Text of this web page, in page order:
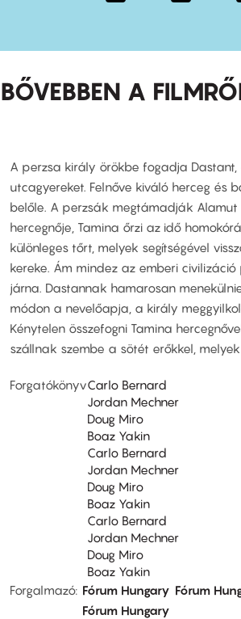
BŐVEBBEN A
A perzsa király örökbe fogadja
utcagyereket. Felnőve kiváló herceg és
belőle. A perzsák megtámadják
hercegnője, Tamina őrzi az idő
különleges tőrt, melyek segítségével
kereke. Ám mindez az emberi civilizáció
járna. Dastannak hamarosan
módon a nevelőapja, a király
Kénytelen összefogni Tamina
szállnak szembe a sötét erőkkel,
ForgatókönyvCarlo Bernard
Jordan Mechner
Doug Miro
Boaz Yakin
Carlo Bernard
Jordan Mechner
Doug Miro
Boaz Yakin
Carlo Bernard
Jordan Mechner
Doug Miro
Boaz Yakin
Forgalmazó Fórum Hungary Fórum
Fórum Hungary